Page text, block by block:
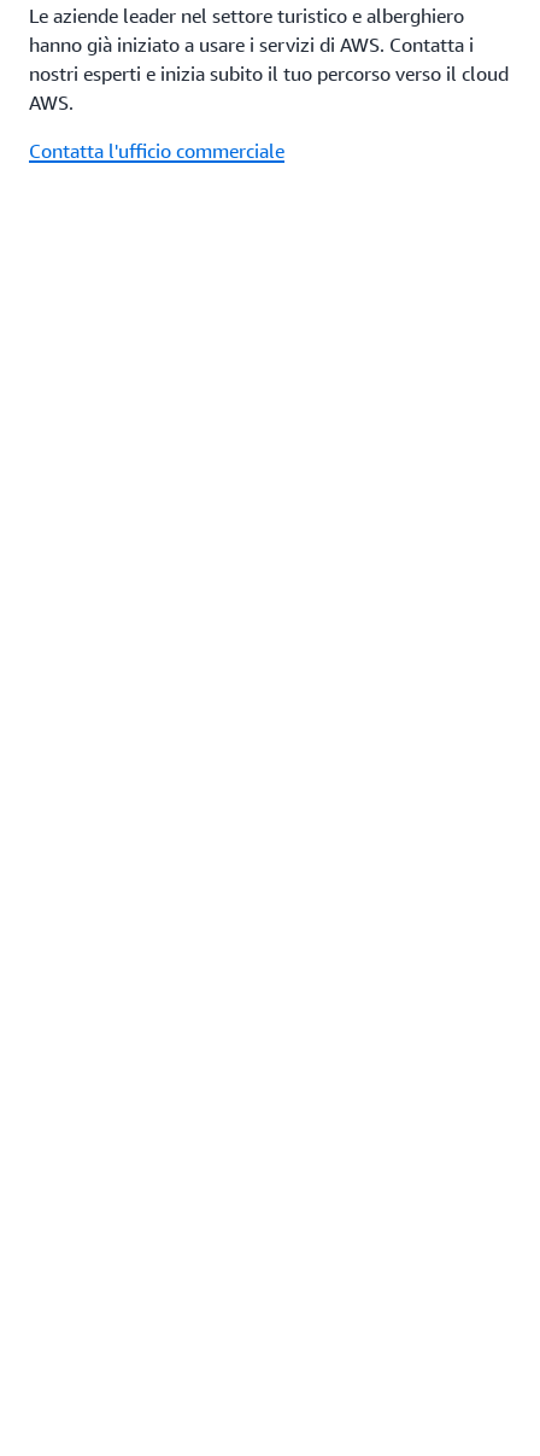
Le aziende leader nel settore turistico e alberghiero
hanno già iniziato a usare i servizi di AWS. Contatta i
nostri esperti e inizia subito il tuo percorso verso il cloud
AWS.
Contatta l'ufficio commerciale